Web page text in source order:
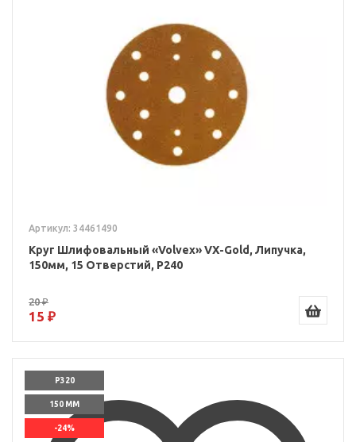
Артикул: 34461490
Круг Шлифовальный «Volvex» VX-Gold, Липучка,
150мм, 15 Отверстий, P240
20 ₽
15 ₽
P320
150 ММ
-24%